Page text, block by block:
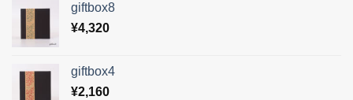
giftbox8
¥4,320
giftbox4
¥2,160